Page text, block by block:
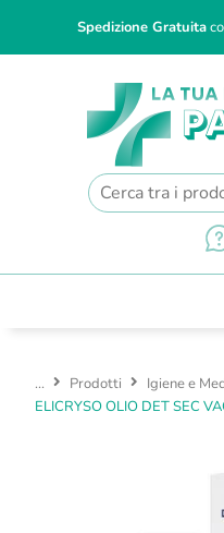
Spedizione Gratuita
... Prodotti Igiene e
ELICRYSO OLIO DET SEC